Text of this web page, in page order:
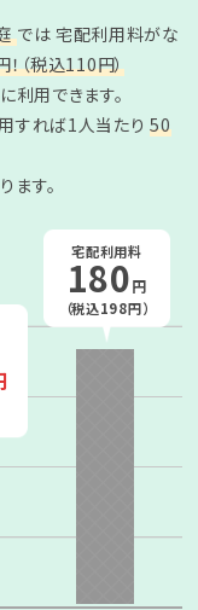
では 宅配利用料がな
（税込110円）
用できます。
すれば1人当たり50
ます。
宅配利用料
180円
（税込198円）